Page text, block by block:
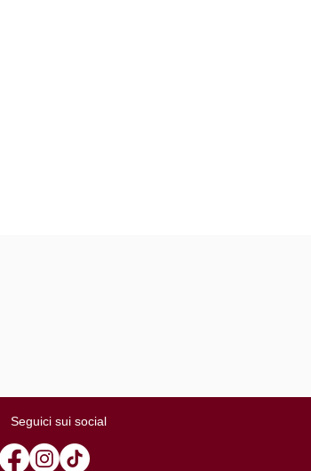
Seguici sui social